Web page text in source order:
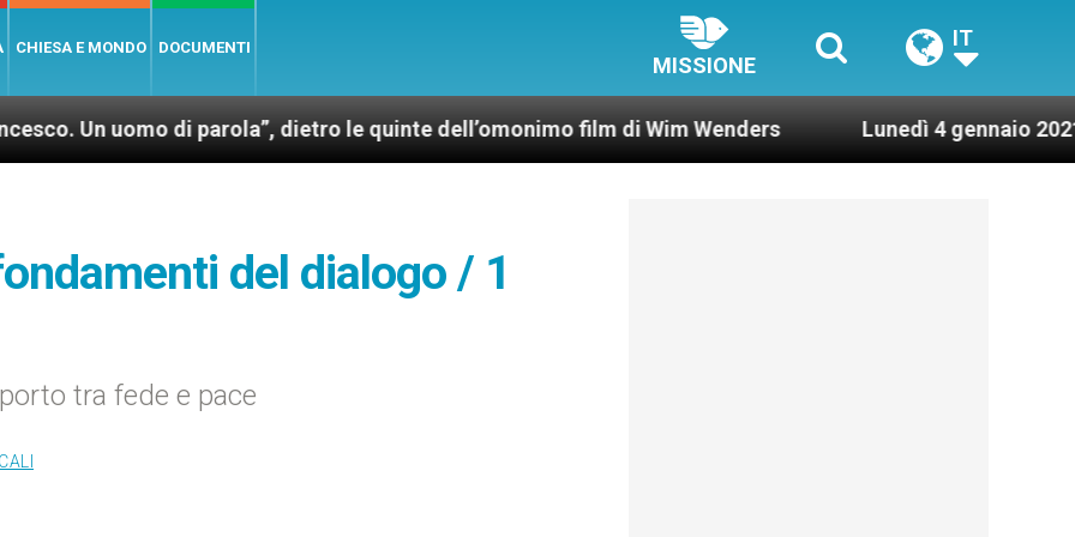
CHIESA E MONDO DOCUMENTI
MISSIONE
IT
di parola”, dietro le quinte dell’omonimo film di Wim Wenders Lunedì 4 gennaio 2021:
del dialogo / 1
tra fede e pace